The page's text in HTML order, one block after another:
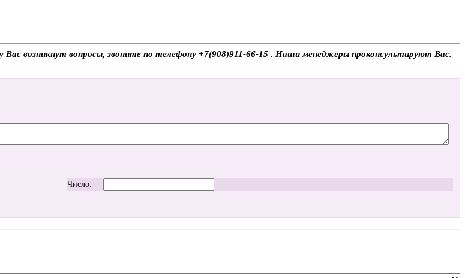
возникнут вопросы, звоните по телефону +7(908)911-66-15 . Наши менеджеры проконсультируют Вас.
Число: